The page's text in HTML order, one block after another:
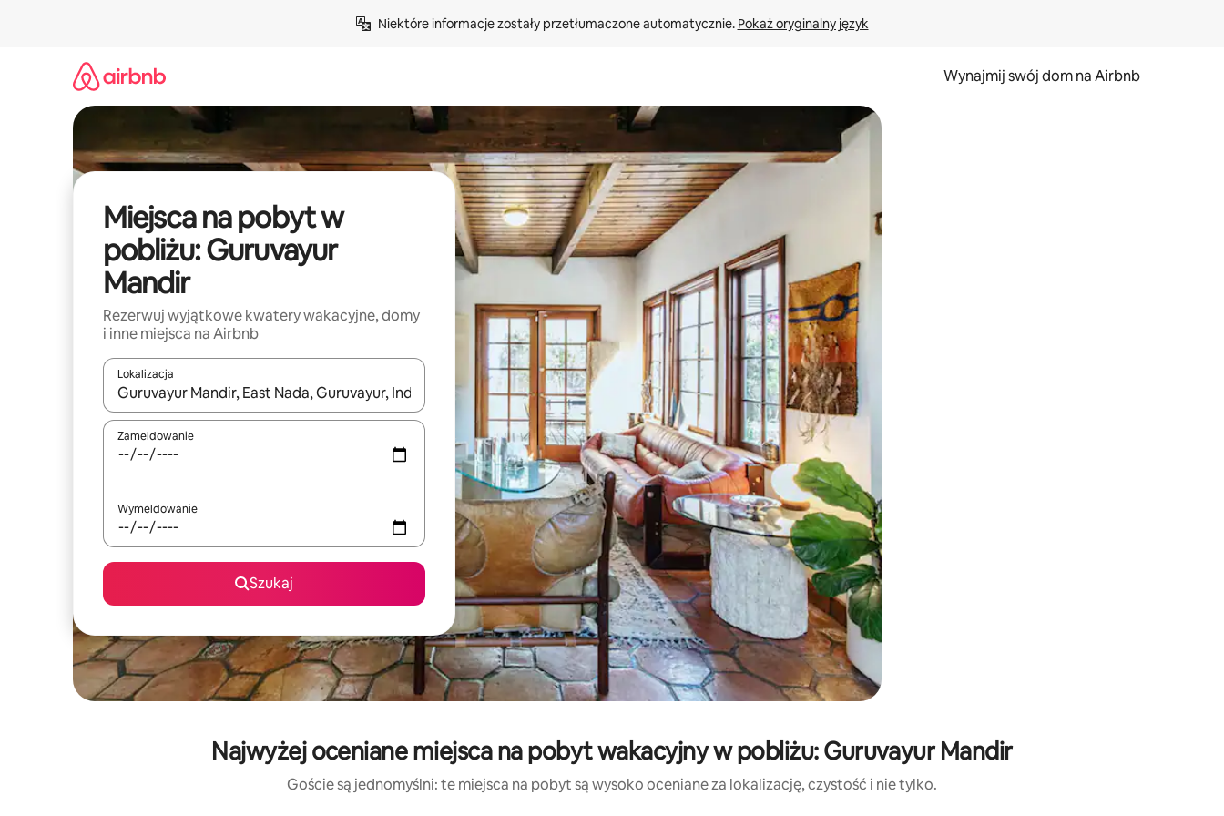
Niektóre informacje zostały przetłumaczone automatycznie. Pokaż oryginalny język
Wynajmij swój dom na Airbnb
Miejsca na pobyt w
pobliżu: Guruvayur
Mandir
Rezerwuj wyjątkowe kwatery wakacyjne, domy
i inne miejsca na Airbnb
Lokalizacja
Gdy wyniki będą dostępne, możesz poruszać się po nich za pomocą klawiszy strzałek w górę i w dół lub przeglądać je za pomocą gestów dotykowych lub przesuwania.
Zameldowanie
Wymeldowanie
Szukaj
Najwyżej oceniane miejsca na pobyt wakacyjny w pobliżu: Guruvayur Mandir
Goście są jednomyślni: te miejsca na pobyt są wysoko oceniane za lokalizację, czystość i nie tylko.